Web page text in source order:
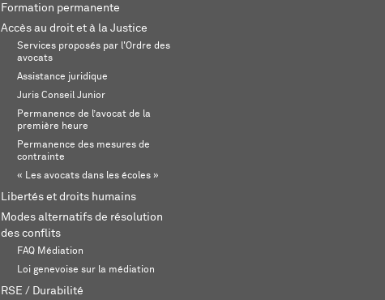
Formation permanente
Accès au droit et à la Justice
Services proposés par l'Ordre des
avocats
Assistance juridique
Juris Conseil Junior
Permanence de l’avocat de la
première heure
Permanence des mesures de
contrainte
« Les avocats dans les écoles »
Libertés et droits humains
Modes alternatifs de résolution
des conflits
FAQ Médiation
Loi genevoise sur la médiation
RSE / Durabilité